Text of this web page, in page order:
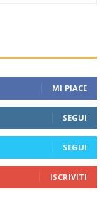
MI PIACE
SEGUI
SEGUI
ISCRIVITI